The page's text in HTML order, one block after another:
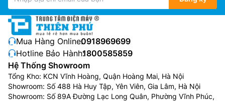
Mua Hàng Online:0918969699
Hotline Bảo Hành:1800585859
Hệ Thống Showroom
Tổng Kho: KCN Vĩnh Hoàng, Quận Hoàng Mai, Hà Nội
Showroom: Số 488 Hà Huy Tập, Yên Viên, Gia Lâm, Hà Nội
Showroom: Số 89A Đường Lạc Long Quân, Phường Vĩnh Phúc,